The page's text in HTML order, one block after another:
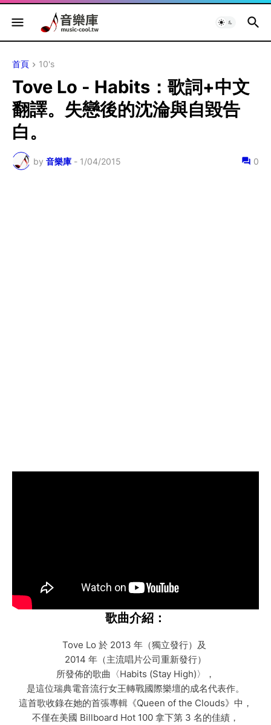
首頁 10's
Tove Lo - Habits：歌詞+中文
翻譯。失戀後的沈淪與自毀告
白。
by 音樂庫 - 1/04/2015 0
歌曲介紹：
Tove Lo 於 2013 年（獨立發行）及
2014 年（主流唱片公司重新發行）
所發佈的歌曲〈Habits (Stay High)〉，
是這位瑞典電音流行女王轉戰國際樂壇的成名代表作。
這首歌收錄在她的首張專輯《Queen of the Clouds》中，
不僅在美國 Billboard Hot 100 拿下第 3 名的佳績，